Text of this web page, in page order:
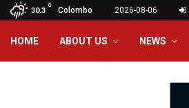
30.3
C
Colombo 2026-08-06
HOME ABOUT US NEWS